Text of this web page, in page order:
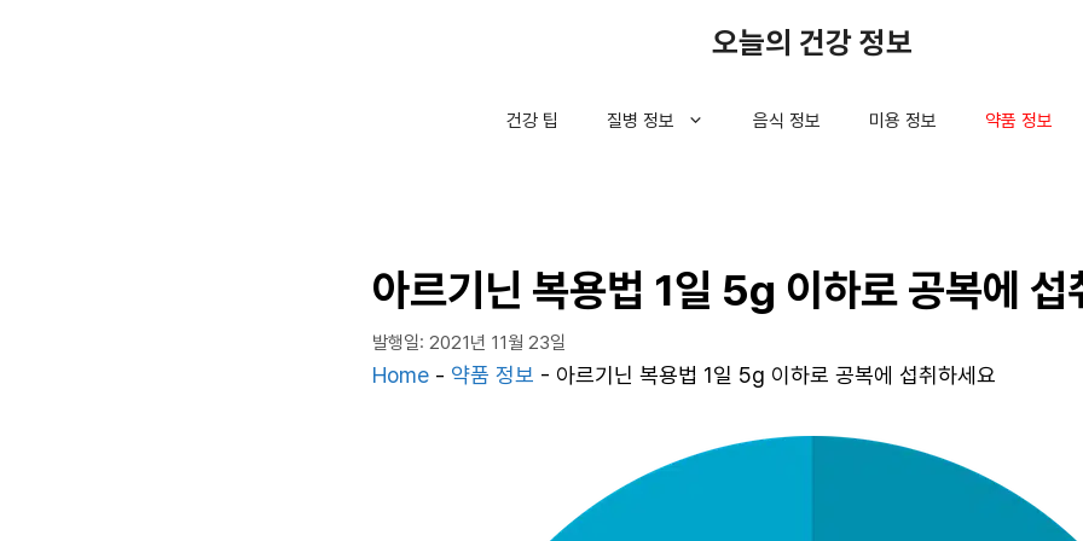
오늘의 건강 정보
건강 팁 질병 정보 음식 정보 미용 정보 약품 정보
아르기닌 복용법 1일 5g 이하로 공복에 섭
발행일: 2021년 11월 23일
Home - 약품 정보 - 아르기닌 복용법 1일 5g 이하로 공복에 섭취하세요